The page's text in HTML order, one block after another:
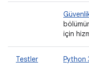
için
Testler Python